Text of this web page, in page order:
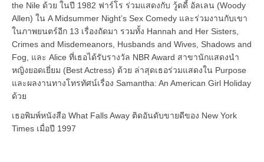
the Nile ด้วย ในปี 1982 ฟาร์โร ร่วมแสดงกับ วู้ดดี้ อัลเลน (Woody
Allen) ใน A Midsummer Night’s Sex Comedy และร่วมงานกับเขา
ในภาพยนตร์อีก 13 เรื่องถัดมา รวมทั้ง Hannah and Her Sisters,
Crimes and Misdemeanors, Husbands and Wives, Shadows and
Fog, และ Alice ที่เธอได้รับรางวัล NBR Award สาขานักแสดงนำ
หญิงยอดเยี่ยม (Best Actress) ด้วย ล่าสุดเธอร่วมแสดงใน Purpose
และผลงานทางโทรทัศน์เรื่อง Samantha: An American Girl Holiday
ด้วย
เธอพิมพ์หนังสือ What Falls Away ติดอันดับขายดีของ New York
Times เมื่อปี 1997